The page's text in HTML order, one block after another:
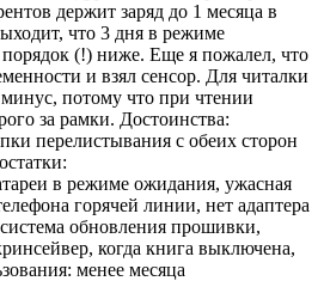
держит заряд до 1 месяца в
что 3 дня в режиме
(!) ниже. Еще я пожалел, что
и взял сенсор. Для читалки
потому что при чтении
за рамки. Достоинства:
перелистывания с обеих сторон
в режиме ожидания, ужасная
горячей линии, нет адаптера
обновления прошивки,
когда книга выключена,
менее месяца